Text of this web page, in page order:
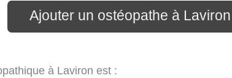
Ajouter un ostéopathe à Laviron
à Laviron est :